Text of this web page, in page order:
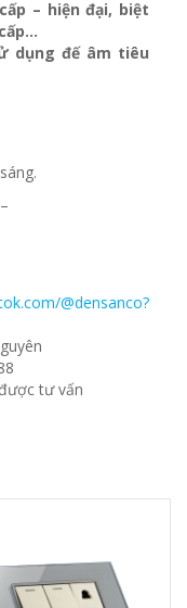
– hiện đại, biệt
dụng đế âm tiêu
@densanco?
tư vấn